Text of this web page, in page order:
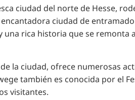
BG
ciudad del norte de Hesse,
ciudad de
rica historia que se remonta
la ciudad, ofrece numerosas
también es conocida por el
visitantes.